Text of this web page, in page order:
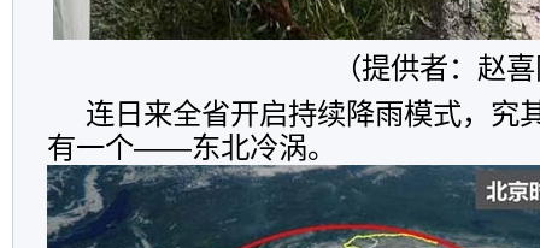
（提供者：赵喜
连日来全省开启持续降雨模式，究
有一个——东北冷涡。